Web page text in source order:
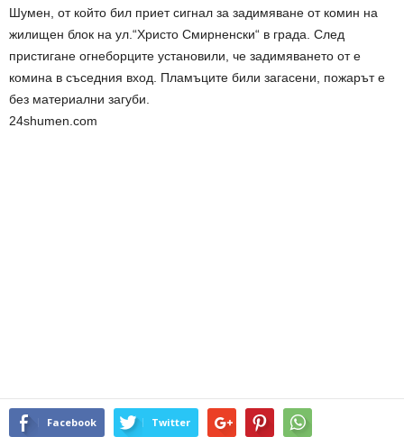
Шумен, от който бил приет сигнал за задимяване от комин на
жилищен блок на ул.“Христо Смирненски“ в града. След
пристигане огнеборците установили, че задимяването от е
комина в съседния вход. Пламъците били загасени, пожарът е
без материални загуби.
24shumen.com
Facebook Twitter